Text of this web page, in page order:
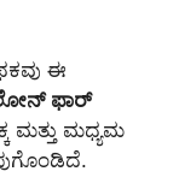
ಈ
ಫಾರ್
ಮತ್ತು ಮಧ್ಯಮ